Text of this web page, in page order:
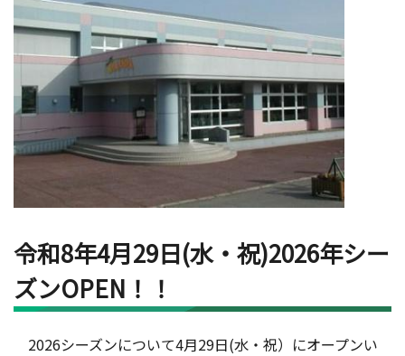
令和8年4月29日(水・祝)2026年シー
ズンOPEN！！
2026シーズンについて4月29日(水・祝）にオープンい